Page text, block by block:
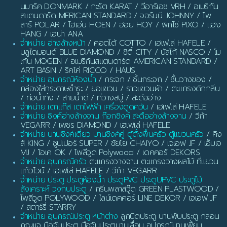
นมาร์ค DONMARK / กะรัต KARAT / วีอาร์เอช VRH / อเมริกัน
สแตนดาร์ด MERICAN STANDARD / จอร์นนี JOHNNY / โพ
ลาร์ POLAR / โฮเอ่น HOEN / ฮอย HOY / พิกโซ่ PIXO / แฮง
HANG / เอน่า ANA
จำหน่าย อ่างล้างหน้า / คอตโต้ COTTO / เฮเฟเล่ HAFELE /
บลูไดมอนด์ BLUE DIAMOND / ซิตี้ CITY / นัสโก้ NASCO / โม
เก้น MOGEN / อเมริกันสแตนดาร์ด AMERICAN STANDARD /
ART BASIN / ริคโค่ RICCO / HAUS
จำหน่าย อุปกรณ์ห้องน้ำ / กระจก / ชั้นกระจก / ชั้นวางของ /
กล่องใส่กระดาษชำระ / ขอแขวน / ราวแขวนผ้า / ตะแกรงดักกลิ่น
/ ท่อน้ำทิ้ง / สายน้ำดี / ที่วางสบู่ / สะดืออ่าง
จำหน่าย เตาแก๊ส เตาไฟฟ้า เครื่องดูดควัน / เฮเฟเล่ HAFELE
จำหน่าย ซิงค์อ่างล้างจาน ก๊อกซิงค์ สะดืออ่างล้างจาน / วีก้า
VEGARR / เพชร DIAMOND / เฮเฟเล่ HAFELE
จำหน่าย บานซิงค์เดี่ยว บานซิงค์คู่ ตู้ตั้งพื้นครัว ตู้แขวนครัว / คิง
ส์ KING / ซูปเปอร์ SUPER / ชัยโย CHAIYO / เจเอฟ JF / เอ็มเจ
MJ / โอเค OK / โพลีวูด Polywood / เดคคอร์ DEKORS
จำหน่าย อุปกรณ์ครัว ตะแกรงวางจาน ตะแกรงวางผลไม้ ที่แขวน
แก้วไวน์ / เฮเฟเล่ HAFELE / วีก้า VEGARR
จำหน่าย ประตู ประตูห้องน้ำ ประตูPVC ประตูUPVC ประตูไม้
สังเคราะห์ วงกบประตู / กรีนพลาสวู๊ด GREEN PLASTWOOD /
โพลีวูด POLYWOOD / ไลน์เดคคอร์ LINE DEKOR / เจเอฟ JF
/ สตาร์รี่ STARRY
จำหน่าย อุปกรณ์ประตู หน้าต่าง ลูกบิดประตู บานพับประตู กลอน